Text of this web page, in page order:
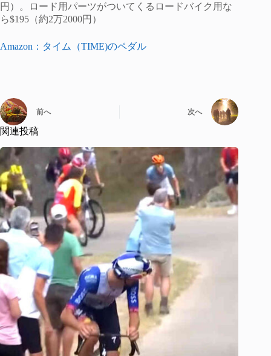
円）。ロード用パーツがついてくるロードバイク用な
ら$195（約2万2000円）
Amazon：タイム（TIME)のペダル
前へ 次へ
関連投稿